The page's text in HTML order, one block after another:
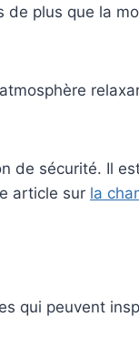
plus que la
de sécurité. Il
article sur la
qui peuvent